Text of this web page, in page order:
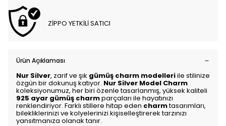
ZİPPO YETKİLİ SATICI
Ürün Açıklaması
Nur Silver, zarif ve şık gümüş charm modelleriile stilinize
özgün bir dokunuş katıyor. Nur Silver Model Charm
koleksiyonumuz, her biri özenle tasarlanmış, yüksek kaliteli
925 ayar gümüş charmparçaları ile hayatınızı
renklendiriyor. Farklı stillere hitap eden charmtasarımları,
bilekliklerinizi ve kolyelerinizi kişiselleştirerek tarzınızı
yansıtmanıza olanak tanır.